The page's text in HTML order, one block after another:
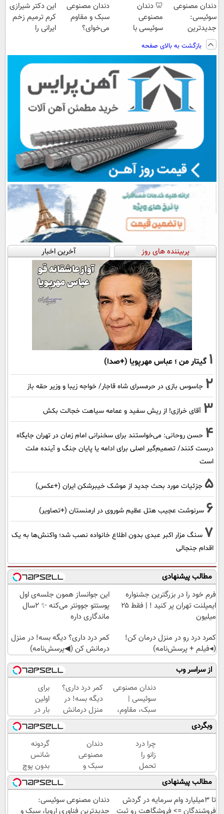
دندان مصنوعی
سوئیسی:
جدیدترین
فناوری اروپا،
سبک و مقاوم |
پرداخت قسطی
🦷 دندان
مصنوعی
سوئیسی با
دیجیتال |
پرداخت در 4
قسط |📍 تهران
دندان مصنوعی
سبک و مقاوم
می‌خوای؟
📍تهران
این دکتر شیرازی
کرم ترمیم زخم
ایرانی را
بازگشت به بالای صفحه
پربیننده های روز آخرین اخبار
1 گیتار من ؛ عباس مهرپویا (+صدا)
2 جاسوس بازی در حرمسرای شاه قاجار/ خواجه زیبا و وزیر حقه باز
3 آقای خرازی! از ریش سفید و عمامه سیاهت خجالت بکش
4 حسن روحانی: می‌خواستند برای سخنرانی امام زمان در تهران جایگاه
درست کنند/ تصمیم‌گیر اصلی برای ادامه یا پایان جنگ و آینده ملت
است
5 جزئیات مورد بحث جدید از موشک خیبرشکن ایران (+عکس)
6 سرنوشت عجیب هتل عظیم شوروی در ارمنستان (+تصاویر)
7 سنگ مزار اکبر عبدی بدون اطلاع خانواده نصب شد؛ واکنش‌ها به یک
اقدام جنجالی
مطالب پیشنهادی
فرم خود را در بزرگترین جشنواره
ایمپلنت تهران پر کنید ! | فقط ۲۵
میلیون
این جوانساز همون جلسه‌ی اول
پوستتو جوونتر می‌کنه ✨ 2سال
ماندگاری داره
کمرد درد رو در منزل درمان کن!
(◂فیلم + پرسش‌نامه)
کمر درد داری؟ دیگه بسه! در منزل
درمانش کن (◀پرسش‌نامه)
از سراسر وب
دندان مصنوعی
سوئیسی |
سبک، مقاوم،
طبیعی! ویزیت
رایگان+پرداخت
اقساطی😍
کمر درد داری؟
دیگه بسه! در
منزل درمانش
کن
(◀پرسش‌نامه)
برای
اولین
بار در
ایران
🇮🇷
این
دکتر
کرم
ترمیم
کننده
23
روزه
وبگردی
چرا درد
زانو را
تحمل
می‌کنی؟
خیلی
ساده
درمنزل
دندان
مصنوعی
سبک و
مقاوم
می‌خوای؟
پرداخت
اقساطی
گردونه
شانس
بدون پوچ
|
بچرخونش
تتر ببر!
مطالب پیشنهادی
تا 3میلیارد وام سرمایه در گردش
فروشندگان => فروشگاهت رو ثبت
دندان مصنوعی سوئیسی:
جدیدترین فناوری اروپا، سبک و